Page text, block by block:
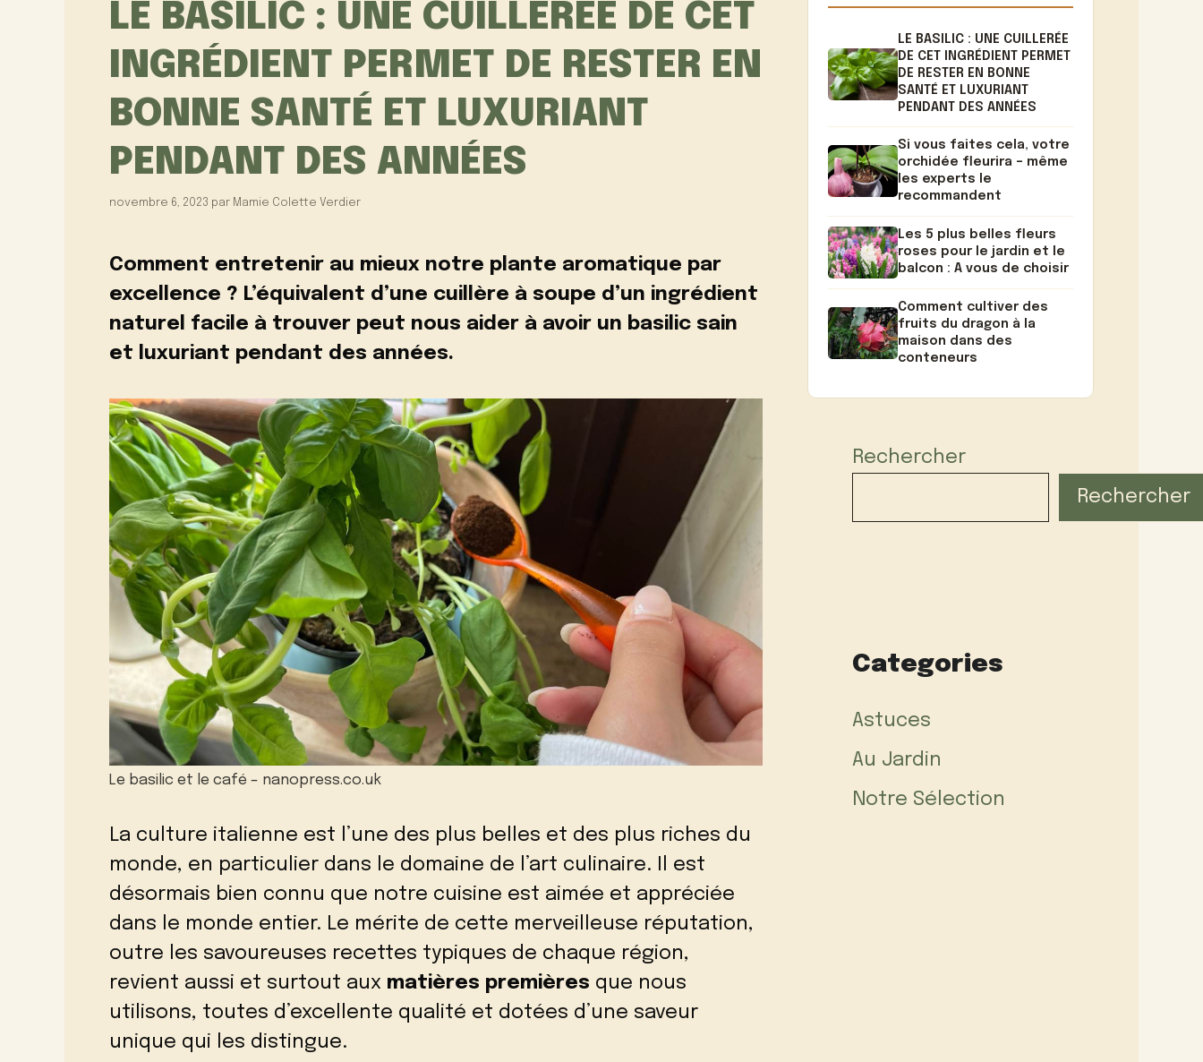
LE BASILIC : UNE CUILLERÉE DE CET
INGRÉDIENT PERMET DE RESTER EN
BONNE SANTÉ ET LUXURIANT
PENDANT DES ANNÉES
novembre 6, 2023 par Mamie Colette Verdier
Comment entretenir au mieux notre plante aromatique par
excellence ? L’équivalent d’une cuillère à soupe d’un ingrédient
naturel facile à trouver peut nous aider à avoir un basilic sain
et luxuriant pendant des années.
Le basilic et le café – nanopress.co.uk
La culture italienne est l’une des plus belles et des plus riches du
monde, en particulier dans le domaine de l’art culinaire. Il est
désormais bien connu que notre cuisine est aimée et appréciée
dans le monde entier. Le mérite de cette merveilleuse réputation,
outre les savoureuses recettes typiques de chaque région,
revient aussi et surtout aux matières premières que nous
utilisons, toutes d’excellente qualité et dotées d’une saveur
unique qui les distingue.
LE BASILIC : UNE CUILLERÉE
DE CET INGRÉDIENT PERMET
DE RESTER EN BONNE
SANTÉ ET LUXURIANT
PENDANT DES ANNÉES
Si vous faites cela, votre
orchidée fleurira – même
les experts le
recommandent
Les 5 plus belles fleurs
roses pour le jardin et le
balcon : A vous de choisir
Comment cultiver des
fruits du dragon à la
maison dans des
conteneurs
Rechercher
Rechercher
Categories
Astuces
Au Jardin
Notre Sélection